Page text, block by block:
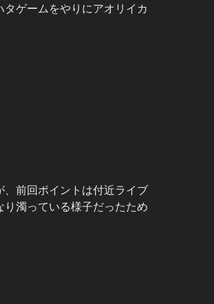
ゲームをやりにアオリイカ
前回ポイントは付近ライブ
濁っている様子だったため